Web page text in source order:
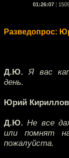
01:26:07
Разведопрос:
Д.Ю. Я вас
день.
Юрий
Д.Ю. Не все
или помнят
пожалуйста.